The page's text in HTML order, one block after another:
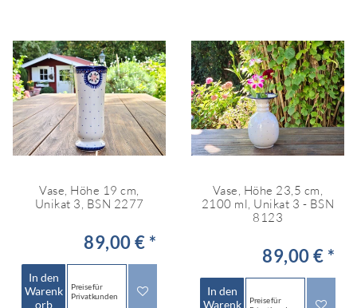
Vase, Höhe 19 cm,
Unikat 3, BSN 2277
89,00 € *
In den
Warenk
orb
Preise für
Privatkunden
Vase, Höhe 23,5 cm,
2100 ml, Unikat 3 - BSN
8123
89,00 € *
In den
Warenk
Preise für